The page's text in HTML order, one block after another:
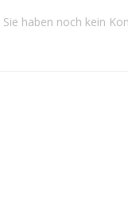
Sie haben noch kein